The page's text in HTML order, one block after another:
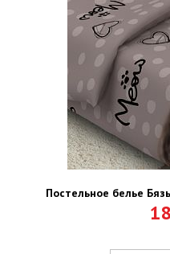
Постельное белье